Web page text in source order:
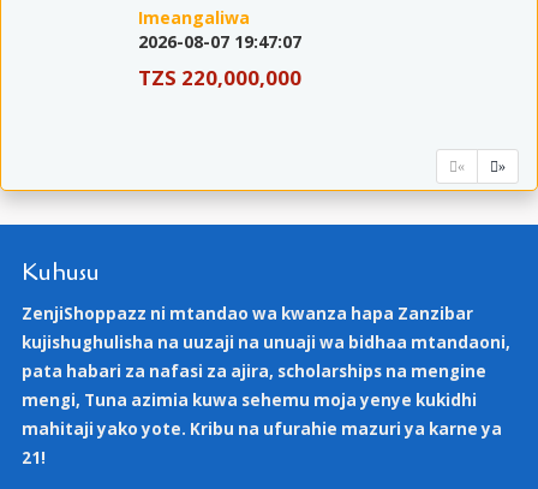
Imeangaliwa
2026-08-07 19:47:07
TZS 220,000,000
« »
Kuhusu
ZenjiShoppazz ni mtandao wa kwanza hapa Zanzibar
kujishughulisha na uuzaji na unuaji wa bidhaa mtandaoni,
pata habari za nafasi za ajira, scholarships na mengine
mengi, Tuna azimia kuwa sehemu moja yenye kukidhi
mahitaji yako yote. Kribu na ufurahie mazuri ya karne ya
21!